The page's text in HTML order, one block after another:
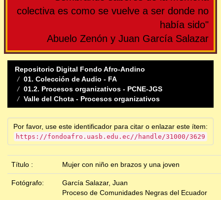
colectiva es como se vuelve a ser donde no
había sido"
Abuelo Zenón y Juan García Salazar
Repositorio Digital Fondo Afro-Andino
01. Colección de Audio - FA
01.2. Procesos organizativos - PCNE-JGS
Valle del Chota - Procesos organizativos
Por favor, use este identificador para citar o enlazar este ítem:
https://fondoafro.uasb.edu.ec//handle/31000/3629
Título : Mujer con niño en brazos y una joven
Fotógrafo:
García Salazar, Juan
Proceso de Comunidades Negras del Ecuador